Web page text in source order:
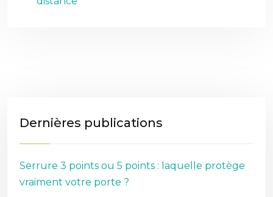
Dernières publications
Serrure 3 points ou 5 points : laquelle protège
vraiment votre porte ?